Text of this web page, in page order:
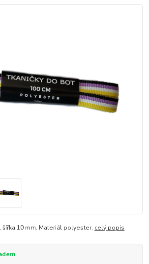
10 mm. Materiál polyester. celý popis